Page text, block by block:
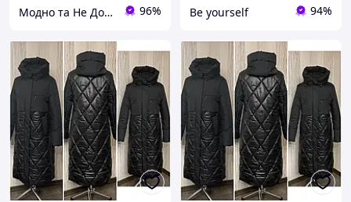
Модно та Не Дорого 96% Be yourself 94%